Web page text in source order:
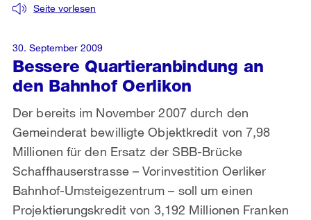
Bessere Quartieranbindung an
den Bahnhof Oerlikon
Seite vorlesen
Der bereits im November 2007 durch den
Gemeinderat bewilligte Objektkredit von 7,98
Millionen für den Ersatz der SBB-Brücke
Schaffhauserstrasse – Vorinvestition Oerliker
Bahnhof-Umsteigezentrum – soll um einen
Projektierungskredit von 3,192 Millionen Franken
30. September 2009